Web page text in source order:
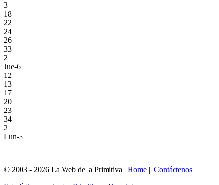
3
18
22
24
26
33
2
Jue-6
12
13
17
20
23
34
2
Lun-3
© 2003 - 2026 La Web de la Primitiva | Home | Contáctenos